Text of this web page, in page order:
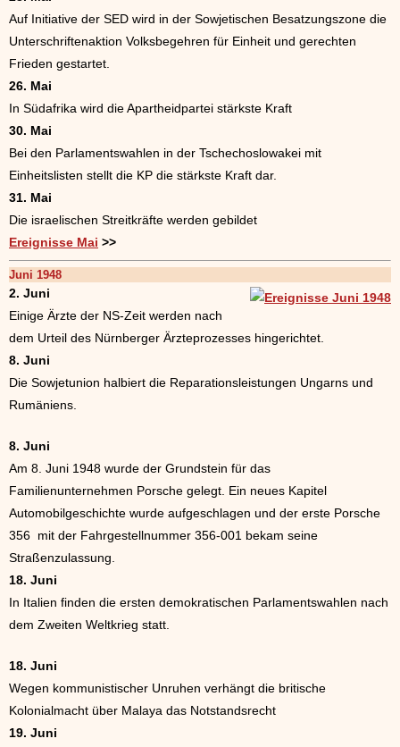
Auf Initiative der SED wird in der Sowjetischen Besatzungszone die
Unterschriftenaktion Volksbegehren für Einheit und gerechten
Frieden gestartet.
26. Mai
In Südafrika wird die Apartheidpartei stärkste Kraft
30. Mai
Bei den Parlamentswahlen in der Tschechoslowakei mit
Einheitslisten stellt die KP die stärkste Kraft dar.
31. Mai
Die israelischen Streitkräfte werden gebildet
Ereignisse Mai >>
Juni 1948
2. Juni
Einige Ärzte der NS-Zeit werden nach
dem Urteil des Nürnberger Ärzteprozesses hingerichtet.
8. Juni
Die Sowjetunion halbiert die Reparationsleistungen Ungarns und
Rumäniens.
8. Juni
Am 8. Juni 1948 wurde der Grundstein für das
Familienunternehmen Porsche gelegt. Ein neues Kapitel
Automobilgeschichte wurde aufgeschlagen und der erste Porsche
356 mit der Fahrgestellnummer 356-001 bekam seine
Straßenzulassung.
18. Juni
In Italien finden die ersten demokratischen Parlamentswahlen nach
dem Zweiten Weltkrieg statt.
18. Juni
Wegen kommunistischer Unruhen verhängt die britische
Kolonialmacht über Malaya das Notstandsrecht
19. Juni